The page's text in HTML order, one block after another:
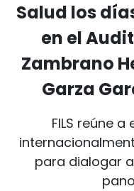
Salud los
en el
Zambrano
Garza
FILS reúne
para dialogar